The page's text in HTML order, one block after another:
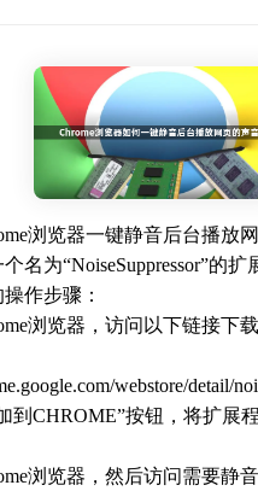
浏览器一键静音后台播放
名为“NoiseSuppressor”的
作步骤：
浏览器，访问以下链接下载
webstore/detail/
到CHROME”按钮，将扩展
浏览器，然后访问需要静